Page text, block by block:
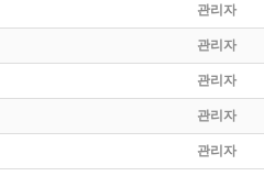
관리자
관리자
관리자
관리자
관리자